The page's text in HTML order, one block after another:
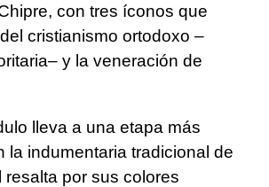
con tres íconos que
cristianismo ortodoxo –
y la veneración de
lleva a una etapa más
la indumentaria tradicional de
resalta por sus colores